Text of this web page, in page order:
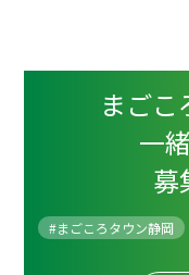
まご
一
募
#まごころタウン静岡